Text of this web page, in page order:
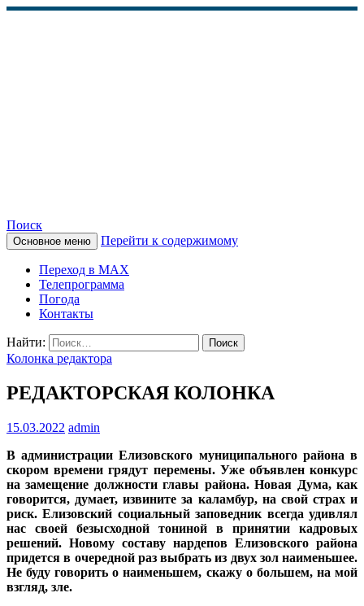
КАМЧАТСКОЕ
ИНФОРМАЦИОННОЕ
АГЕНТСТВО (КИА
«ВЕСТИ»)
Поиск
Основное меню Перейти к содержимому
Переход в MAX
Телепрограмма
Погода
Контакты
Найти:
Колонка редактора
РЕДАКТОРСКАЯ КОЛОНКА
15.03.2022 admin
В администрации Елизовского муниципального района в
скором времени грядут перемены. Уже объявлен конкурс
на замещение должности главы района. Новая Дума, как
говорится, думает, извините за каламбур, на свой страх и
риск. Елизовский социальный заповедник всегда удивлял
нас своей безысходной тониной в принятии кадровых
решений. Новому составу нардепов Елизовского района
придется в очередной раз выбрать из двух зол наименьшее.
Не буду говорить о наименьшем, скажу о большем, на мой
взгляд, зле.